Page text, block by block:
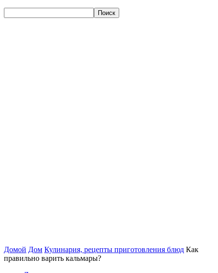
Домой Дом Кулинария, рецепты приготовления блюд Как
правильно варить кальмары?